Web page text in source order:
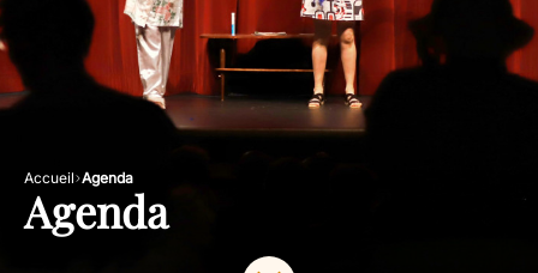
Accueil Agenda
Agenda